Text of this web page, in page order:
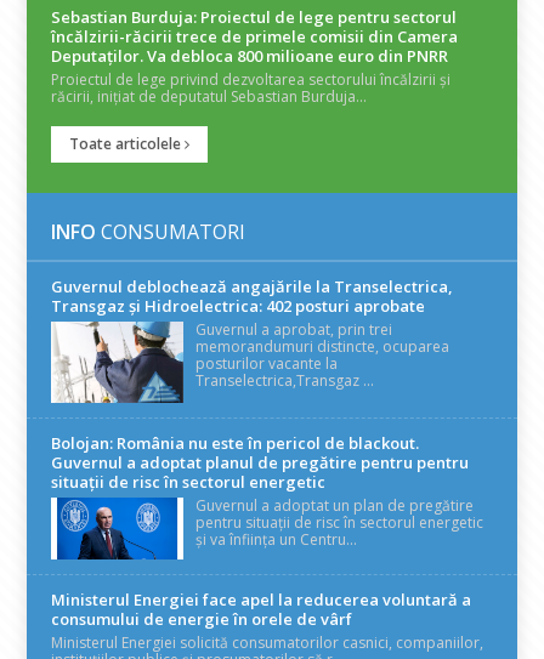
Sebastian Burduja: Proiectul de lege pentru sectorul
încălzirii-răcirii trece de primele comisii din Camera
Deputaților. Va debloca 800 milioane euro din PNRR
Proiectul de lege privind dezvoltarea sectorului încălzirii și
răcirii, inițiat de deputatul Sebastian Burduja...
Toate articolele
INFO CONSUMATORI
Guvernul deblochează angajările la Transelectrica,
Transgaz și Hidroelectrica: 402 posturi aprobate
Guvernul a aprobat, prin trei
memorandumuri distincte, ocuparea
posturilor vacante la
Transelectrica,Transgaz ...
Bolojan: România nu este în pericol de blackout.
Guvernul a adoptat planul de pregătire pentru pentru
situații de risc în sectorul energetic
Guvernul a adoptat un plan de pregătire
pentru situații de risc în sectorul energetic
și va înființa un Centru...
Ministerul Energiei face apel la reducerea voluntară a
consumului de energie în orele de vârf
Ministerul Energiei solicită consumatorilor casnici, companiilor,